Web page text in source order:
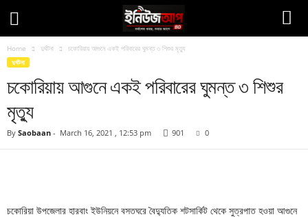
Home দুর্ঘটনা চকোরিয়ায় আগুনে একই পরিবারের ঘুমন্ত ৩ শিশুর মৃত্যু
দুর্ঘটনা
চকোরিয়ায় আগুনে একই পরিবারের ঘুমন্ত ৩ শিশুর
মৃত্যু
By Saobaan - March 16, 2021 , 12:53 pm 901 0
চকোরিয়া উপজেলার হারবাং ইউনিয়নে বসতঘরে বৈদ্যুতিক শটসার্কিট থেকে সুত্রপাত হওয়া আগুনে